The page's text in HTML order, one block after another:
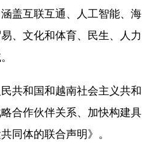
盖互联互通、人工智能、海
、文化和体育、民生、人力
和国和越南社会主义共和
合作伙伴关系、加快构建具
同体的联合声明》。